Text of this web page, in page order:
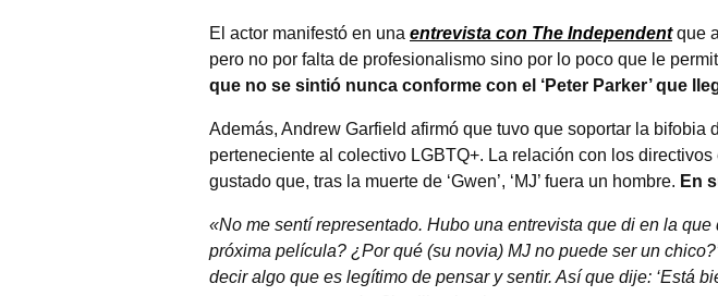
El actor manifestó en una entrevista con The Independentque
pero no por falta de profesionalismo sino por lo poco que le
que no se sintió nunca conforme con el ‘Peter Parker’ que
Además, Andrew Garfield afirmó que tuvo que soportar la bifobia
perteneciente al colectivo LGBTQ+. La relación con los
gustado que, tras la muerte de ‘Gwen’, ‘MJ’ fuera un hombre. En
«No me sentí representado. Hubo una entrevista que di en la
próxima película? ¿Por qué (su novia) MJ no puede ser un
decir algo que es legítimo de pensar y sentir. Así que dije: ‘Está